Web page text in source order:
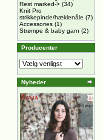
Rest marked-> (34)
Knit Pro
strikkepinde/hæklenåle (7)
Accessories (1)
Strømpe & baby garn (2)
Producenter
Nyheder